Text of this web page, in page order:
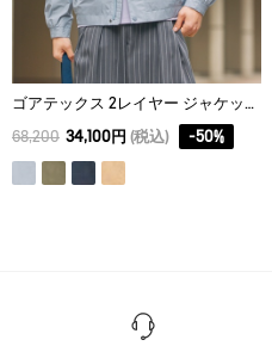
XXL
ゴアテックス 2レイヤー ジャケット RP
68,200 34,100円 (税込) -50%